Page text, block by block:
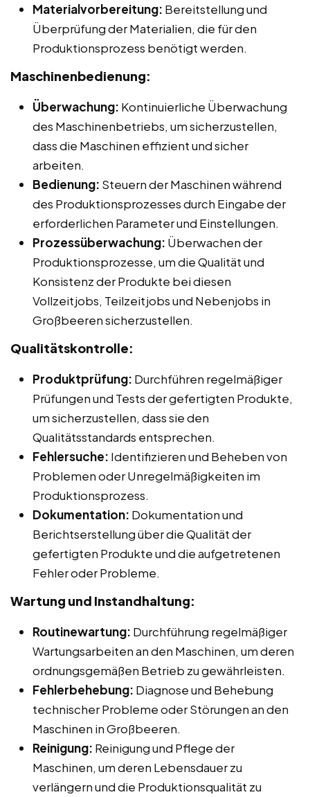
Materialvorbereitung: Bereitstellung und
Überprüfung der Materialien, die für den
Produktionsprozess benötigt werden.
Maschinenbedienung:
Überwachung: Kontinuierliche Überwachung
des Maschinenbetriebs, um sicherzustellen,
dass die Maschinen effizient und sicher
arbeiten.
Bedienung: Steuern der Maschinen während
des Produktionsprozesses durch Eingabe der
erforderlichen Parameter und Einstellungen.
Prozessüberwachung: Überwachen der
Produktionsprozesse, um die Qualität und
Konsistenz der Produkte bei diesen
Vollzeitjobs, Teilzeitjobs und Nebenjobs in
Großbeeren sicherzustellen.
Qualitätskontrolle:
Produktprüfung: Durchführen regelmäßiger
Prüfungen und Tests der gefertigten Produkte,
um sicherzustellen, dass sie den
Qualitätsstandards entsprechen.
Fehlersuche: Identifizieren und Beheben von
Problemen oder Unregelmäßigkeiten im
Produktionsprozess.
Dokumentation: Dokumentation und
Berichtserstellung über die Qualität der
gefertigten Produkte und die aufgetretenen
Fehler oder Probleme.
Wartung und Instandhaltung:
Routinewartung: Durchführung regelmäßiger
Wartungsarbeiten an den Maschinen, um deren
ordnungsgemäßen Betrieb zu gewährleisten.
Fehlerbehebung: Diagnose und Behebung
technischer Probleme oder Störungen an den
Maschinen in Großbeeren.
Reinigung: Reinigung und Pflege der
Maschinen, um deren Lebensdauer zu
verlängern und die Produktionsqualität zu